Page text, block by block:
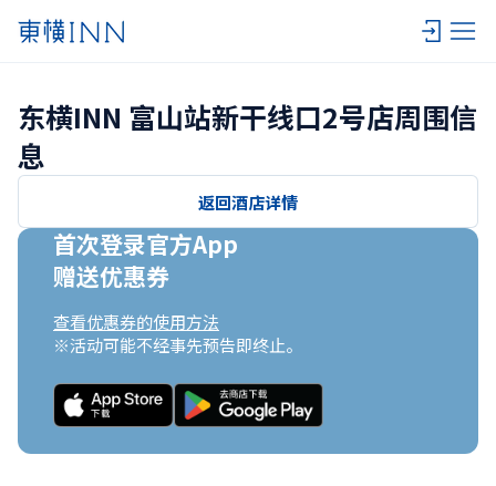
东横INN 富山站新干线口2号店周围信
息
返回酒店详情
首次登录官方App
赠送优惠券
查看优惠券的使用方法
※活动可能不经事先预告即终止。